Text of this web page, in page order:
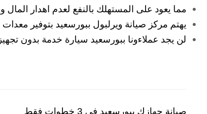
مما يعود على المستهلك بالنفع لعدم اهدار
يهتم مركز صيانة ويرلبول ببورسعيد بتوفير
لن يجد عملاءونا ببورسعيد سيارة خدمة بدون
صيانة جهازك ببورسعيد في 3 خطوات فقط